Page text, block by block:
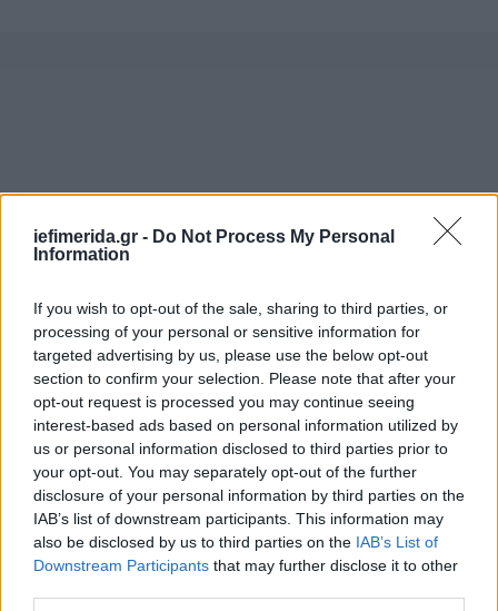
iefimerida.gr - Do Not Process My Personal
Information
If you wish to opt-out of the sale, sharing to third parties, or
processing of your personal or sensitive information for
targeted advertising by us, please use the below opt-out
section to confirm your selection. Please note that after your
opt-out request is processed you may continue seeing
interest-based ads based on personal information utilized by
us or personal information disclosed to third parties prior to
your opt-out. You may separately opt-out of the further
disclosure of your personal information by third parties on the
IAB’s list of downstream participants. This information may
also be disclosed by us to third parties on the IAB’s List of
Downstream Participants that may further disclose it to other